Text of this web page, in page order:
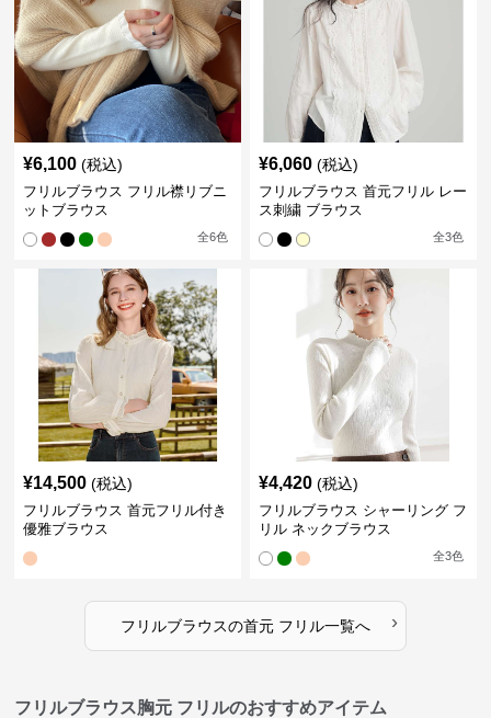
¥6,100 (税込)
フリルブラウス フリル襟リブニ
ットブラウス
全6色
¥6,060 (税込)
フリルブラウス 首元フリル レー
ス刺繍 ブラウス
全3色
¥14,500 (税込)
フリルブラウス 首元フリル付き
優雅ブラウス
¥4,420 (税込)
フリルブラウス シャーリング フ
リル ネックブラウス
全3色
フリルブラウスの首元 フリル一覧へ ›
フリルブラウス胸元 フリルのおすすめアイテム